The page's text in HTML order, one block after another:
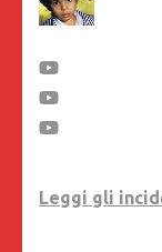
Leggi gli